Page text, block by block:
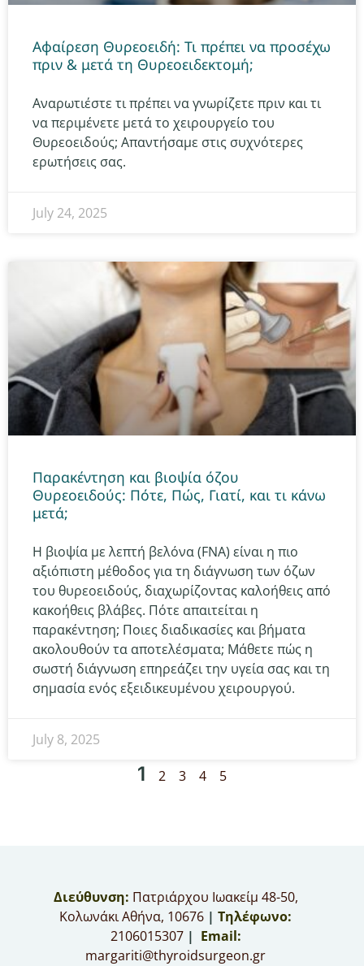
Aφαίρεση Θυρεοειδή: Τι πρέπει να προσέχω
πριν & μετά τη Θυρεοειδεκτομή;
Αναρωτιέστε τι πρέπει να γνωρίζετε πριν και τι
να περιμένετε μετά το χειρουργείο του
Θυρεοειδούς; Απαντήσαμε στις συχνότερες
ερωτήσεις σας.
July 24, 2025
Παρακέντηση και βιοψία όζου
Θυρεοειδούς: Πότε, Πώς, Γιατί, και τι κάνω
μετά;
Η βιοψία με λεπτή βελόνα (FNA) είναι η πιο
αξιόπιστη μέθοδος για τη διάγνωση των όζων
του θυρεοειδούς, διαχωρίζοντας καλοήθεις από
κακοήθεις βλάβες. Πότε απαιτείται η
παρακέντηση; Ποιες διαδικασίες και βήματα
ακολουθούν τα αποτελέσματα; Μάθετε πώς η
σωστή διάγνωση επηρεάζει την υγεία σας και τη
σημασία ενός εξειδικευμένου χειρουργού.
July 8, 2025
1 2 3 4 5
Διεύθυνση: Πατριάρχου Ιωακείμ 48-50,
Κολωνάκι Αθήνα, 10676 |Τηλέφωνο:
2106015307| Email:
margariti@thyroidsurgeon.gr